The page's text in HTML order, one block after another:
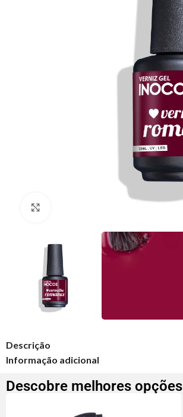
Descrição
Informação adicional
Descobre melhores opções